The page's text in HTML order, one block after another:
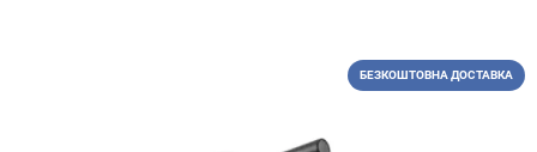
БЕЗКОШТОВНА ДОСТАВКА